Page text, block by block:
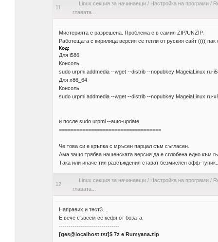
11
Linux секция за начинаещи/ Настройка на програми/
главата...
Мистерията е разрешена. Проблема е в самия ZIP/UNZIP.
Работещата с кирилица версия се тегли от руския сайт ((((
Код:
Для i586
Консоль
sudo urpmi.addmedia --wget --distrib --nopubkey MageiaLinux.ru-
Для x86_64
Консоль
sudo urpmi.addmedia --wget --distrib --nopubkey MageiaLinux.ru-
и после sudo urpmi --auto-update
===================================
Че това си е кръпка с мръсен парцал съм съгласен.
Ама защо трябва нашенската версия да е сглобена едно към
Така или иначе тия разсъждения стават безмислен офф-
12
Linux секция за начинаещи/ Настройка на програми/
главата...
Направих и тест3....
Е вече съвсем се кефя от бозата:
-------------------------------
[ges@localhost tst]$ 7z e Rumyana.zip